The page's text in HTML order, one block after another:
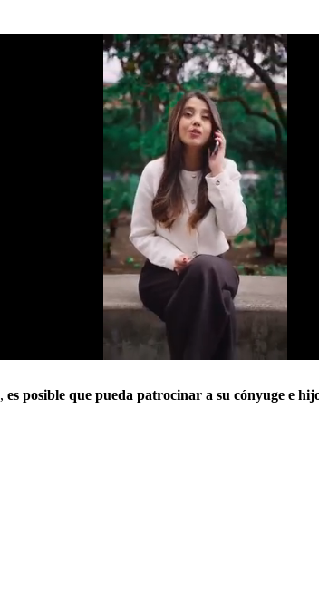
es posible que pueda patrocinar a su cónyuge e